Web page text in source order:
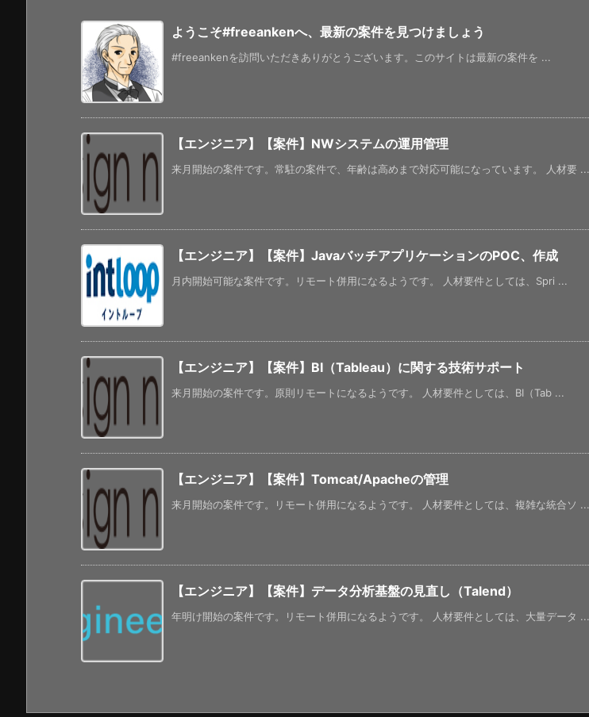
ようこそ#freeankenへ、最新の案件を見つけましょう
#freeankenを訪問いただきありがとうございます。このサイトは最新の案件を ...
【エンジニア】【案件】NWシステムの運用管理
来月開始の案件です。常駐の案件で、年齢は高めまで対応可能になっています。 人材要 ...
【エンジニア】【案件】JavaバッチアプリケーションのPOC、作成
月内開始可能な案件です。リモート併用になるようです。 人材要件としては、Spri ...
【エンジニア】【案件】BI（Tableau）に関する技術サポート
来月開始の案件です。原則リモートになるようです。 人材要件としては、BI（Tab ...
【エンジニア】【案件】Tomcat/Apacheの管理
来月開始の案件です。リモート併用になるようです。 人材要件としては、複雑な統合ソ ...
【エンジニア】【案件】データ分析基盤の見直し（Talend）
年明け開始の案件です。リモート併用になるようです。 人材要件としては、大量データ ...